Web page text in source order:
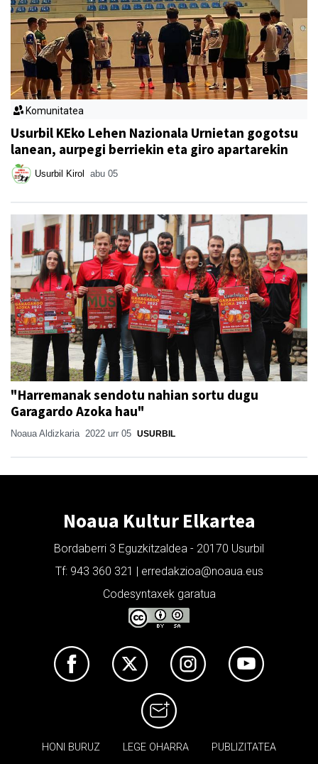
Komunitatea
Usurbil KEko Lehen Nazionala Urnietan gogotsu
lanean, aurpegi berriekin eta giro apartarekin
Usurbil Kirol abu 05
"Harremanak sendotu nahian sortu dugu
Garagardo Azoka hau"
Noaua Aldizkaria 2022 urr 05 USURBIL
Noaua Kultur Elkartea
Bordaberri 3 Eguzkitzaldea - 20170 Usurbil
Tf: 943 360 321 | erredakzioa@noaua.eus
Codesyntaxek garatua
HONI BURUZ LEGE OHARRA PUBLIZITATEA